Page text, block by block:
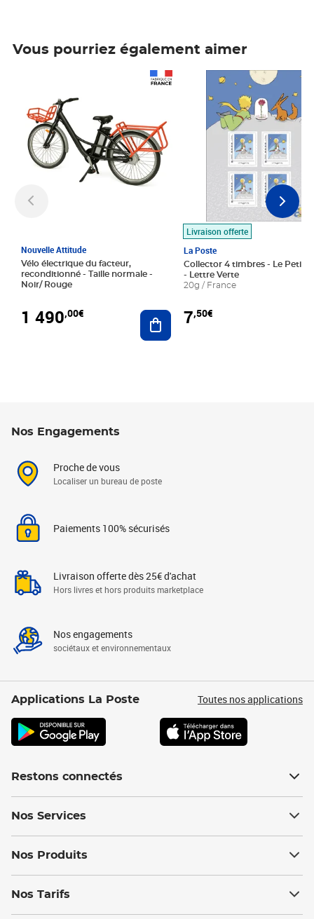
Vous pourriez également aimer
Nouvelle Attitude
Vélo électrique du facteur,
reconditionné - Taille normale -
Noir/ Rouge
1 490,00€ Ajouter au panier
Livraison offerte
La Poste
Collector 4 timbres - Le Petit
- Lettre Verte
20g / France
7,50€
Prix 7,50€
Nos Engagements
Proche de vous
Localiser un bureau de poste
Paiements 100% sécurisés
Livraison offerte dès 25€ d'achat
Hors livres et hors produits marketplace
Nos engagements
sociétaux et environnementaux
Applications La Poste Toutes nos applications
Restons connectés
Nos Services
Nos Produits
Nos Tarifs